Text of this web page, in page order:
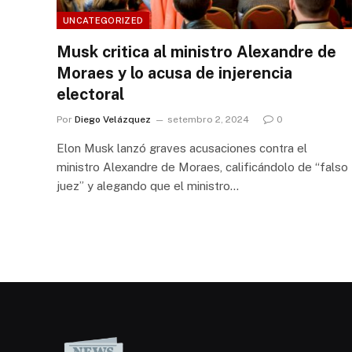
UNCATEGORIZED
Musk critica al ministro Alexandre de
Moraes y lo acusa de injerencia
electoral
Por Diego Velázquez setembro 2, 2024 0
Elon Musk lanzó graves acusaciones contra el
ministro Alexandre de Moraes, calificándolo de “falso
juez” y alegando que el ministro…